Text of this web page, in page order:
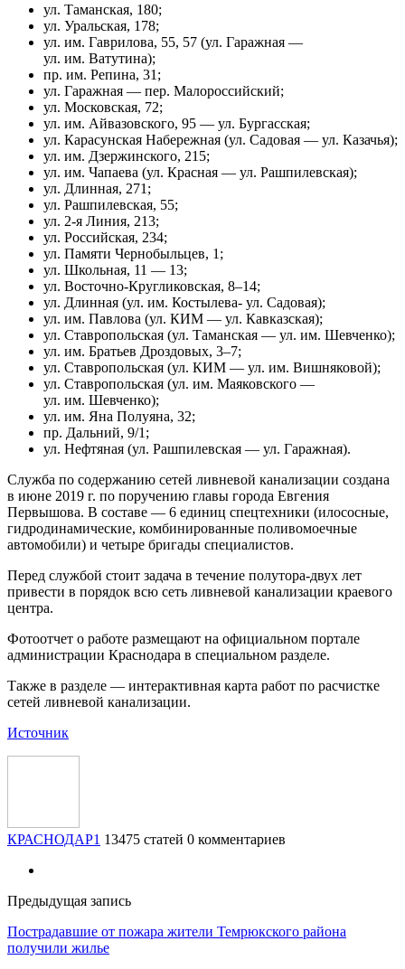
ул. Таманская, 180;
ул. Уральская, 178;
ул. им. Гаврилова, 55, 57 (ул. Гаражная —
ул. им. Ватутина);
пр. им. Репина, 31;
ул. Гаражная — пер. Малороссийский;
ул. Московская, 72;
ул. им. Айвазовского, 95 — ул. Бургасская;
ул. Карасунская Набережная (ул. Садовая — ул. Казачья);
ул. им. Дзержинского, 215;
ул. им. Чапаева (ул. Красная — ул. Рашпилевская);
ул. Длинная, 271;
ул. Рашпилевская, 55;
ул. 2-я Линия, 213;
ул. Российская, 234;
ул. Памяти Чернобыльцев, 1;
ул. Школьная, 11 — 13;
ул. Восточно-Кругликовская, 8–14;
ул. Длинная (ул. им. Костылева- ул. Садовая);
ул. им. Павлова (ул. КИМ — ул. Кавказская);
ул. Ставропольская (ул. Таманская — ул. им. Шевченко);
ул. им. Братьев Дроздовых, 3–7;
ул. Ставропольская (ул. КИМ — ул. им. Вишняковой);
ул. Ставропольская (ул. им. Маяковского —
ул. им. Шевченко);
ул. им. Яна Полуяна, 32;
пр. Дальний, 9/1;
ул. Нефтяная (ул. Рашпилевская — ул. Гаражная).
Служба по содержанию сетей ливневой канализации создана
в июне 2019 г. по поручению главы города Евгения
Первышова. В составе — 6 единиц спецтехники (илососные,
гидродинамические, комбинированные поливомоечные
автомобили) и четыре бригады специалистов.
Перед службой стоит задача в течение полутора-двух лет
привести в порядок всю сеть ливневой канализации краевого
центра.
Фотоотчет о работе размещают на официальном портале
администрации Краснодара в специальном разделе.
Также в разделе — интерактивная карта работ по расчистке
сетей ливневой канализации.
Источник
КРАСНОДАР1 13475 статей 0 комментариев
Предыдущая запись
Пострадавшие от пожара жители Темрюкского района
получили жилье